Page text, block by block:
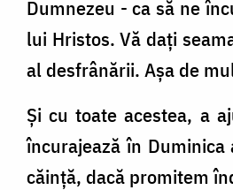
Dumnezeu - ca să ne
lui Hristos. Vă daţi
al desfrânării. Aşa de
Şi cu toate acestea, a
încurajează în
căinţă, dacă promitem